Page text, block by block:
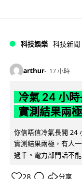
科技娛樂 科技新聞
arthur 17 小時
冷氣 24 小
實測結果兩
你信唔信冷氣長開 24
實測結果兩極，有人
過千。電力部門話不
分享